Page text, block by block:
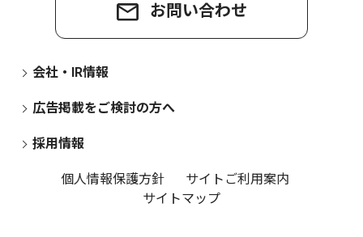
お問い合わせ
会社・IR情報
広告掲載をご検討の方へ
採用情報
個人情報保護方針
サイトご利用案内
サイトマップ